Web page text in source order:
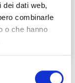
dei dati web,
combinarle
o che hanno